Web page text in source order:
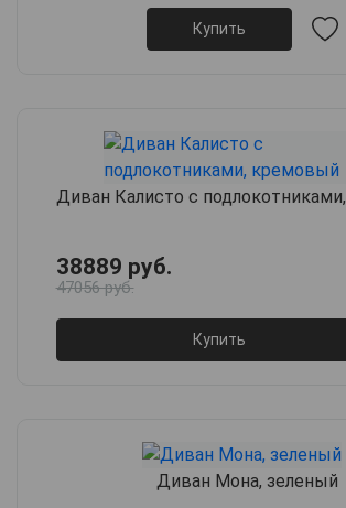
Купить
Диван Калисто с
38889 руб.
47056 руб.
Купить
Диван Мона, зеленый